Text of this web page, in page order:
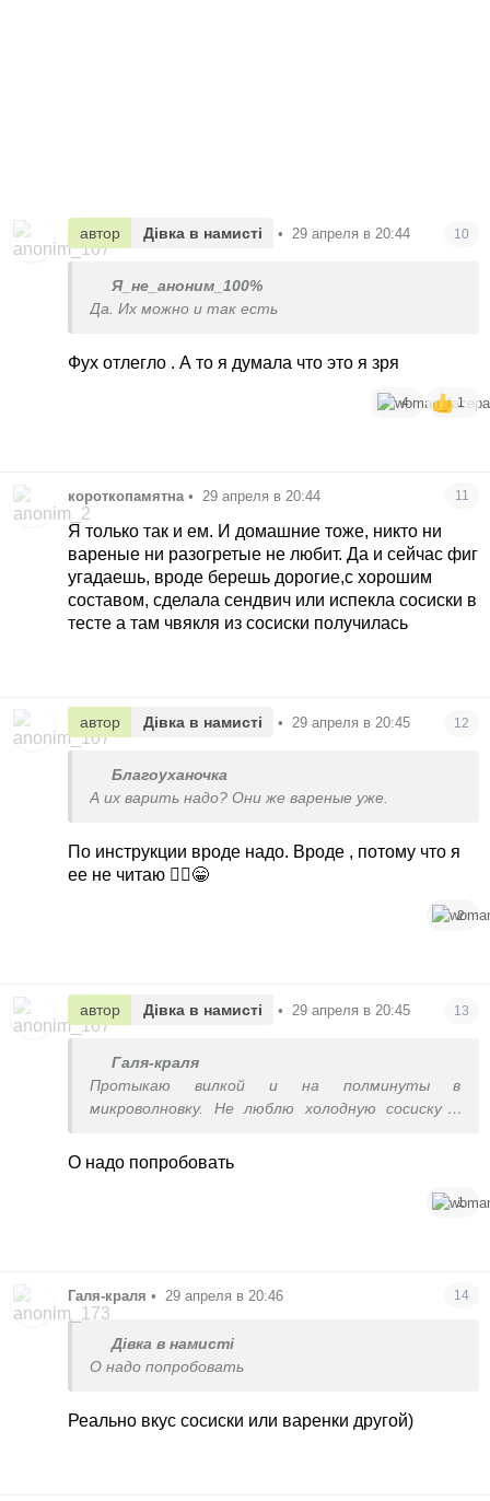
автор Дівка в намисті • 29 апреля в 20:44 10
Я_не_аноним_100%
Да. Их можно и так есть
Фух отлегло . А то я думала что это я зря
4 1
короткопамятна • 29 апреля в 20:44 11
Я только так и ем. И домашние тоже, никто ни
вареные ни разогретые не любит. Да и сейчас фиг
угадаешь, вроде берешь дорогие,с хорошим
составом, сделала сендвич или испекла сосиски в
тесте а там чвякля из сосиски получилась
автор Дівка в намисті • 29 апреля в 20:45 12
Благоуханочка
А их варить надо? Они же вареные уже.
По инструкции вроде надо. Вроде , потому что я
ее не читаю 🤦‍♀️😁
2
автор Дівка в намисті • 29 апреля в 20:45 13
Галя-краля
Протыкаю вилкой и на полминуты в
микроволновку. Не люблю холодную сосиску и
О надо попробовать
1
Галя-краля • 29 апреля в 20:46 14
Дівка в намисті
О надо попробовать
Реально вкус сосиски или варенки другой)